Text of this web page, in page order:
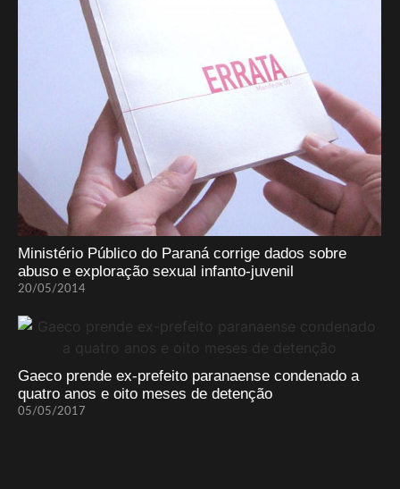
Ministério Público do Paraná corrige dados sobre
abuso e exploração sexual infanto-juvenil
20/05/2014
Gaeco prende ex-prefeito paranaense condenado a
quatro anos e oito meses de detenção
05/05/2017